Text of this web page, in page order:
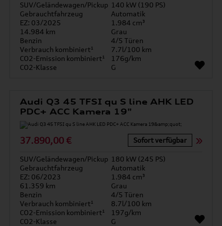
SUV/Geländewagen/Pickup 140 kW (190 PS)
Gebrauchtfahrzeug
Automatik
EZ: 03/2025
1.984 cm³
14.984 km
Grau
Benzin
4/5 Türen
Verbrauch kombiniert¹
7.7l/100 km
CO2-Emission kombiniert¹
176g/km
CO2-Klasse
G
Audi Q3 45 TFSI qu S line AHK LED
PDC+ ACC Kamera 19"
37.890,00 € Sofort verfügbar
SUV/Geländewagen/Pickup 180 kW (245 PS)
Gebrauchtfahrzeug
Automatik
EZ: 06/2023
1.984 cm³
61.359 km
Grau
Benzin
4/5 Türen
Verbrauch kombiniert¹
8.7l/100 km
CO2-Emission kombiniert¹
197g/km
CO2-Klasse
G